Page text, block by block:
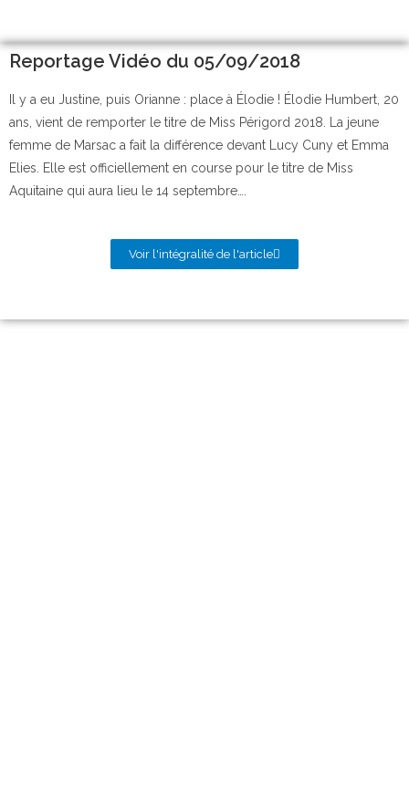
Reportage Vidéo du 05/09/2018
Il y a eu Justine, puis Orianne : place à Élodie ! Élodie Humbert, 20
ans, vient de remporter le titre de Miss Périgord 2018. La jeune
femme de Marsac a fait la différence devant Lucy Cuny et Emma
Elies. Elle est officiellement en course pour le titre de Miss
Aquitaine qui aura lieu le 14 septembre….
Voir l'intégralité de l'article